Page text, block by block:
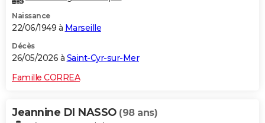
Naissance
22/06/1949 à Marseille
Décès
26/05/2026 à Saint-Cyr-sur-Mer
Famille CORREA
Jeannine DI NASSO (98 ans)